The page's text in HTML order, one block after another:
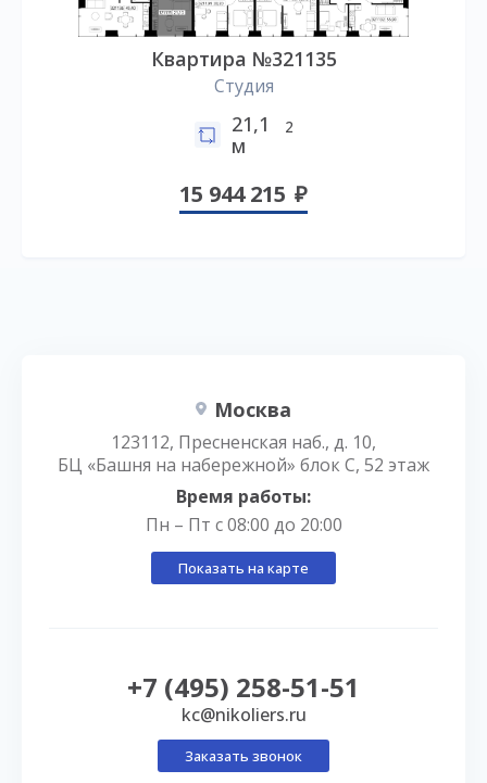
Квартира №321135
Студия
21,1
м
2
15 944 215
Москва
123112, Пресненская наб., д. 10,
БЦ «Башня на набережной» блок С, 52 этаж
Время работы:
Пн – Пт с 08:00 до 20:00
Показать на карте
+7 (495) 258-51-51
kc@nikoliers.ru
Заказать звонок